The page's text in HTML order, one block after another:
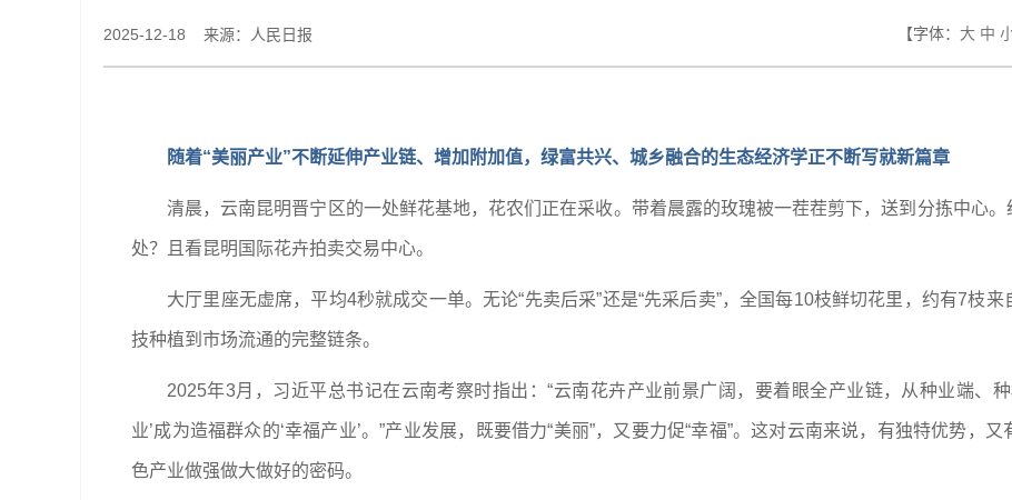
2025-12-18 来源：人民日报 【字体： 大 中
随着“美丽产业”不断延伸产业链、增加附加值，绿富共兴、城乡融合的生态经济学正不断写就新篇章
清晨，云南昆明晋宁区的一处鲜花基地，花农们正在采收。带着晨露的玫瑰被一茬茬剪下，送到分拣中心
处？且看昆明国际花卉拍卖交易中心。
大厅里座无虚席，平均4秒就成交一单。无论“先卖后采”还是“先采后卖”，全国每10枝鲜切花里，约有7枝
技种植到市场流通的完整链条。
2025年3月，习近平总书记在云南考察时指出：“云南花卉产业前景广阔，要着眼全产业链，从种业端、
业’成为造福群众的‘幸福产业’。”产业发展，既要借力“美丽”，又要力促“幸福”。这对云南来说，有独特优势，
色产业做强做大做好的密码。